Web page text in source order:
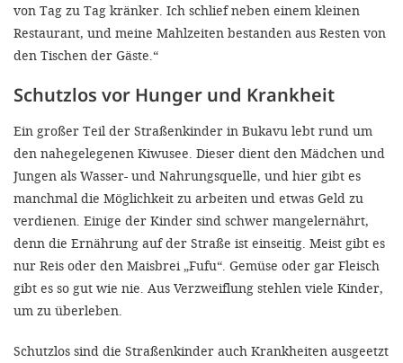
von Tag zu Tag kränker. Ich schlief neben einem kleinen
Restaurant, und meine Mahlzeiten bestanden aus Resten von
den Tischen der Gäste.“
Schutzlos vor Hunger und Krankheit
Ein großer Teil der Straßenkinder in Bukavu lebt rund um
den nahegelegenen Kiwusee. Dieser dient den Mädchen und
Jungen als Wasser- und Nahrungsquelle, und hier gibt es
manchmal die Möglichkeit zu arbeiten und etwas Geld zu
verdienen. Einige der Kinder sind schwer mangelernährt,
denn die Ernährung auf der Straße ist einseitig. Meist gibt es
nur Reis oder den Maisbrei „Fufu“. Gemüse oder gar Fleisch
gibt es so gut wie nie. Aus Verzweiflung stehlen viele Kinder,
um zu überleben.
Schutzlos sind die Straßenkinder auch Krankheiten ausgeetzt